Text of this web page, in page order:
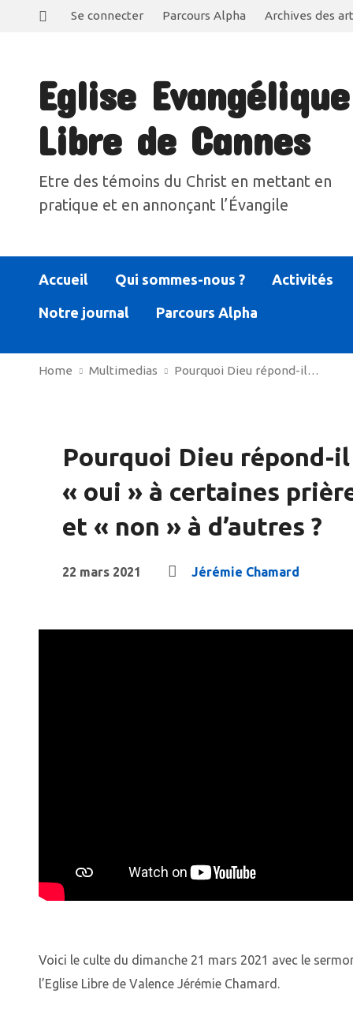
Se connecter Parcours Alpha Archives des
Eglise Evangélique
Libre de Cannes
Etre des témoins du Christ en mettant en
pratique et en annonçant l’Évangile
Accueil Qui sommes-nous ? Activités
Notre journal Parcours Alpha
Home Multimedias Pourquoi Dieu répond-il…
Pourquoi Dieu répond-il
« oui » à certaines
et « non » à d’autres ?
22 mars 2021 Jérémie Chamard
Voici le culte du dimanche 21 mars 2021 avec le
l’Eglise Libre de Valence Jérémie Chamard.